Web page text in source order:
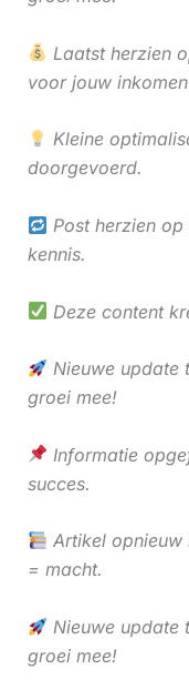
Laatst herzien
voor jouw
Kleine
doorgevoerd.
Post herzien
kennis.
Deze content
Nieuwe update
groei mee!
Informatie
succes.
Artikel opnieuw
= macht.
Nieuwe update
groei mee!